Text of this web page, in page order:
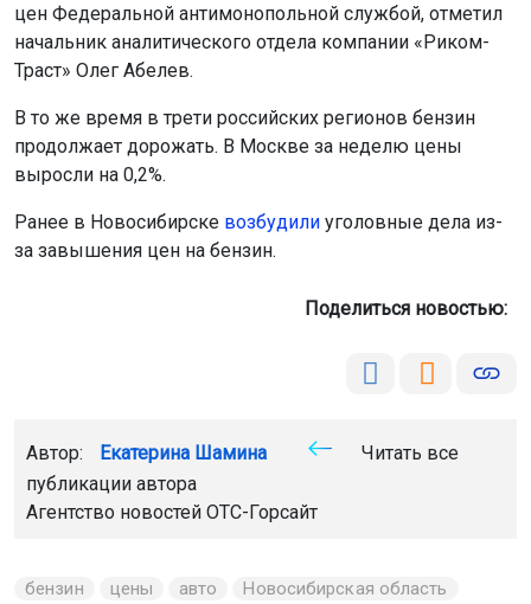
цен Федеральной антимонопольной службой, отметил
начальник аналитического отдела компании «Риком-
Траст» Олег Абелев.
В то же время в трети российских регионов бензин
продолжает дорожать. В Москве за неделю цены
выросли на 0,2%.
Ранее в Новосибирске возбудили уголовные дела из-
за завышения цен на бензин.
Поделиться новостью:
Автор: Екатерина Шамина
Читать все
публикации автора
Агентство новостей ОТС-Горсайт
бензин цены авто Новосибирская область